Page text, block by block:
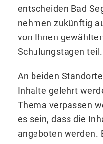
entscheiden Bad
nehmen zukünftig
von Ihnen
Schulungstagen teil.
An beiden
Inhalte gelehrt
Thema verpassen
es sein, dass die
angeboten werden.